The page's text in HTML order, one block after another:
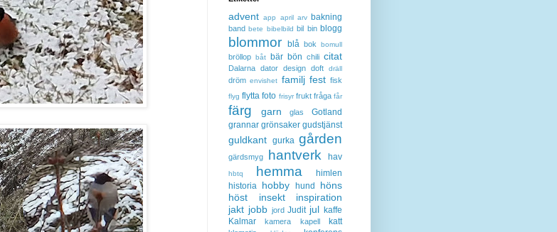
advent app april arv bakning
band bete bibelbild bil bin blogg
blommor blå bok bomull
bröllop båt bär bön chili citat
Dalarna dator design doft dräll
dröm envishet familj fest fisk
flyg flytta foto frisyr frukt fråga får
färg garn glas
Gotland
grannar grönsaker gudstjänst
guldkant gurka gården
gärdsmyg hantverk hav
hbtq hemma
himlen
historia hobby hund
höns
höst
insekt
inspiration
jakt jobb jord Judit jul kaffe
Kalmar
kamera kapell katt